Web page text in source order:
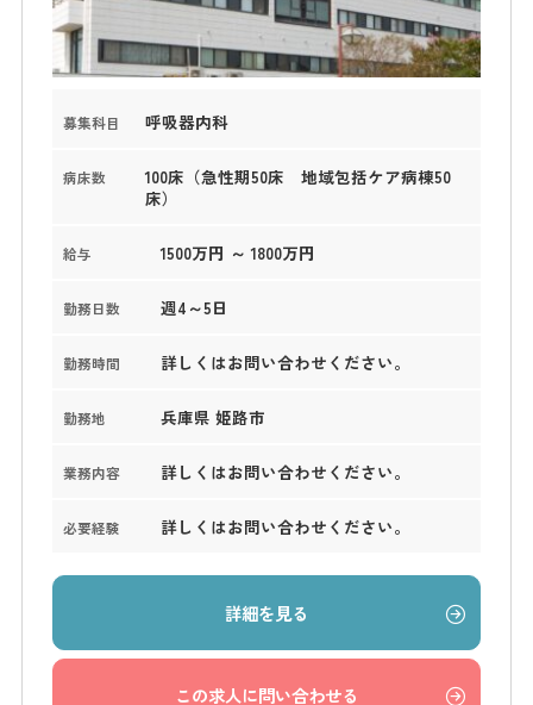
募集科目 呼吸器内科
病床数
100床（急性期50床 地域包括ケア病棟50
床）
給与 1500万円 ～ 1800万円
勤務日数 週4～5日
勤務時間 詳しくはお問い合わせください。
勤務地 兵庫県 姫路市
業務内容 詳しくはお問い合わせください。
必要経験 詳しくはお問い合わせください。
詳細を見る
この求人に問い合わせる